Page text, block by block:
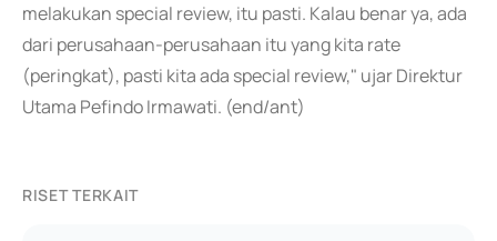
melakukan special review, itu pasti. Kalau benar ya, ada
dari perusahaan-perusahaan itu yang kita rate
(peringkat), pasti kita ada special review," ujar Direktur
Utama Pefindo Irmawati. (end/ant)
RISET TERKAIT